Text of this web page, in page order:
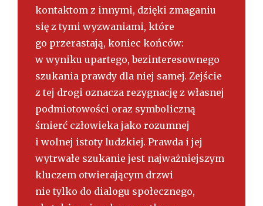
kontaktom z innymi, dzięki zmaganiu
się z tymi wyzwaniami, które
go przerastają, koniec końców:
w wyniku upartego, bezinteresownego
szukania prawdy dla niej samej. Zejście
z tej drogi oznacza rezygnację z własnej
podmiotowości oraz symboliczną
śmierć człowieka jako rozumnej
i wolnej istoty ludzkiej. Prawda i jej
wytrwałe szukanie jest najważniejszym
kluczem otwierającym drzwi
nie tylko do dialogu społecznego,